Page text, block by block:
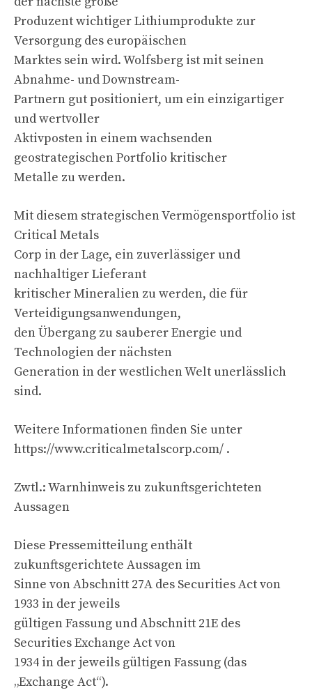
Produzent wichtiger Lithiumprodukte zur
Versorgung des europäischen
Marktes sein wird. Wolfsberg ist mit seinen
Abnahme- und Downstream-
Partnern gut positioniert, um ein einzigartiger
und wertvoller
Aktivposten in einem wachsenden
geostrategischen Portfolio kritischer
Metalle zu werden.
Mit diesem strategischen Vermögensportfolio ist
Critical Metals
Corp in der Lage, ein zuverlässiger und
nachhaltiger Lieferant
kritischer Mineralien zu werden, die für
Verteidigungsanwendungen,
den Übergang zu sauberer Energie und
Technologien der nächsten
Generation in der westlichen Welt unerlässlich
sind.
Weitere Informationen finden Sie unter
https://www.criticalmetalscorp.com/ .
Zwtl.: Warnhinweis zu zukunftsgerichteten
Aussagen
Diese Pressemitteilung enthält
zukunftsgerichtete Aussagen im
Sinne von Abschnitt 27A des Securities Act von
1933 in der jeweils
gültigen Fassung und Abschnitt 21E des
Securities Exchange Act von
1934 in der jeweils gültigen Fassung (das
„Exchange Act“).